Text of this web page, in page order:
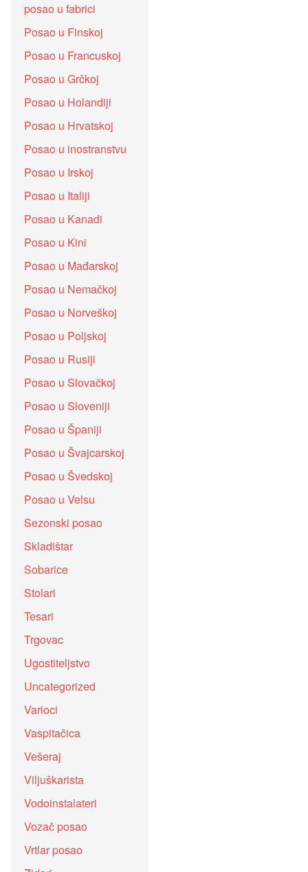
posao u fabrici
Posao u Finskoj
Posao u Francuskoj
Posao u Grčkoj
Posao u Holandiji
Posao u Hrvatskoj
Posao u inostranstvu
Posao u Irskoj
Posao u Italiji
Posao u Kanadi
Posao u Kini
Posao u Mađarskoj
Posao u Nemačkoj
Posao u Norveškoj
Posao u Poljskoj
Posao u Rusiji
Posao u Slovačkoj
Posao u Sloveniji
Posao u Španiji
Posao u Švajcarskoj
Posao u Švedskoj
Posao u Velsu
Sezonski posao
Skladištar
Sobarice
Stolari
Tesari
Trgovac
Ugostiteljstvo
Uncategorized
Varioci
Vaspitačica
Vešeraj
Viljuškarista
Vodoinstalateri
Vozač posao
Vrtlar posao